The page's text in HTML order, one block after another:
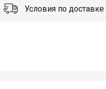
Условия по доставке